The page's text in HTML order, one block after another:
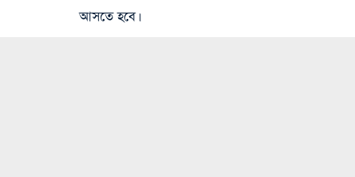
আসতে হবে।